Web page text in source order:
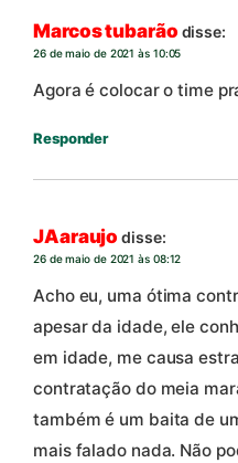
Marcos tubarão disse:
26 de maio de 2021 às 10:05
Agora é colocar o time
Responder
JAaraujo disse:
26 de maio de 2021 às 08:12
Acho eu, uma ótima
apesar da idade, ele
em idade, me causa
contratação do meia
também é um baita de
mais falado nada. Não